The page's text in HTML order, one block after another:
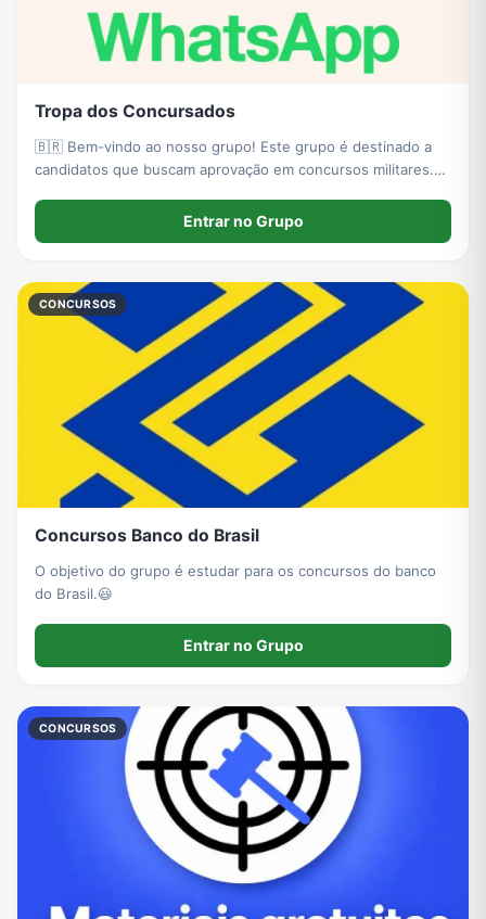
Tropa dos Concursados
🇧🇷 Bem-vindo ao nosso grupo! Este grupo é destinado a
candidatos que buscam aprovação em concursos militares.
preparação física, editais e motivação. Objetivo: formar uma
comunidade disciplinada,
Entrar no Grupo
CONCURSOS
Concursos Banco do Brasil
O objetivo do grupo é estudar para os concursos do banco
do Brasil.😃
Entrar no Grupo
CONCURSOS